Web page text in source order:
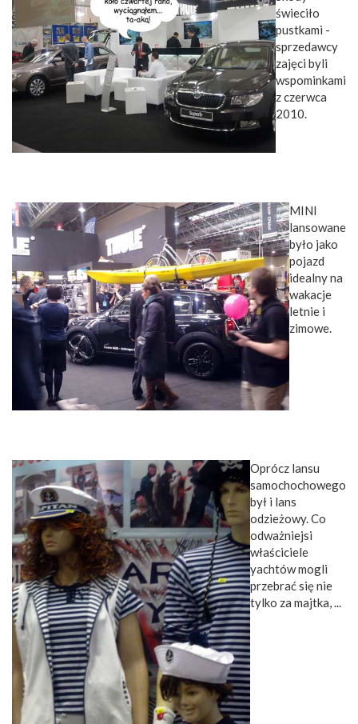
świeciło
pustkami -
sprzedawcy
zajęci byli
wspominkami
z czerwca
2010.
MINI
lansowane
było jako
pojazd
idealny na
wakacje
letnie i
zimowe.
Oprócz lansu
samochochowego
był i lans
odzieżowy. Co
odważniejsi
właściciele
yachtów mogli
przebrać się nie
tylko za majtka, ...